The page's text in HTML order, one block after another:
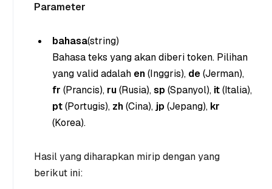
Parameter
bahasa(string)
Bahasa teks yang akan diberi token. Pilihan
yang valid adalah en(Inggris), de(Jerman),
fr (Prancis), ru(Rusia),sp(Spanyol), it(Italia),
pt(Portugis), zh(Cina), jp(Jepang), kr
(Korea).
Hasil yang diharapkan mirip dengan yang
berikut ini: